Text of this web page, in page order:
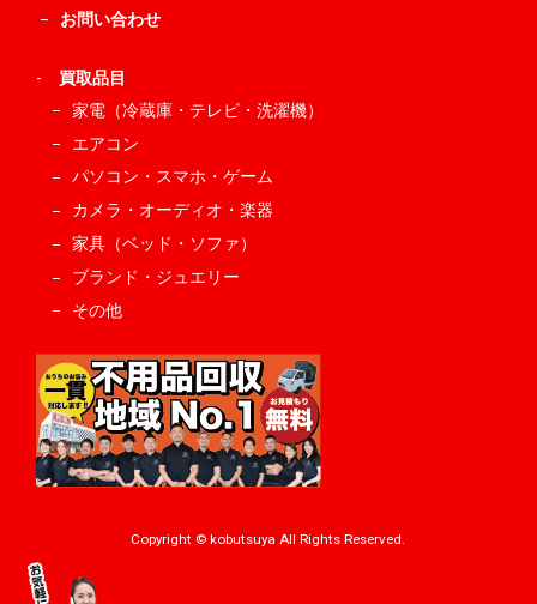
お問い合わせ
- 買取品目
家電（冷蔵庫・テレビ・洗濯機）
エアコン
パソコン・スマホ・ゲーム
カメラ・オーディオ・楽器
家具（ベッド・ソファ）
ブランド・ジュエリー
その他
Copyright © kobutsuya All Rights Reserved.